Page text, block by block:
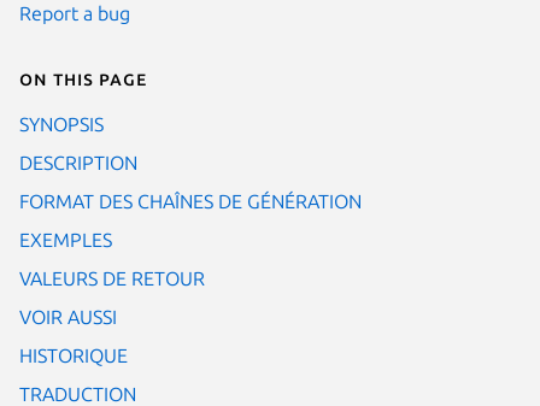
Report a bug
On this page
SYNOPSIS
DESCRIPTION
FORMAT DES CHAÎNES DE GÉNÉRATION
EXEMPLES
VALEURS DE RETOUR
VOIR AUSSI
HISTORIQUE
TRADUCTION